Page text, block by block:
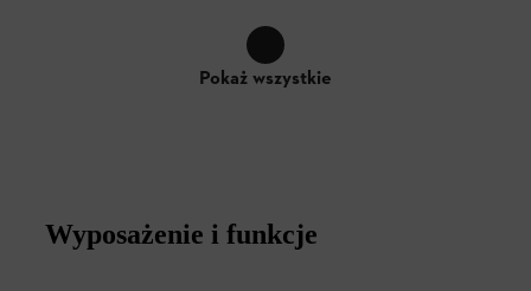
Pokaż wszystkie
Wyposażenie i funkcje